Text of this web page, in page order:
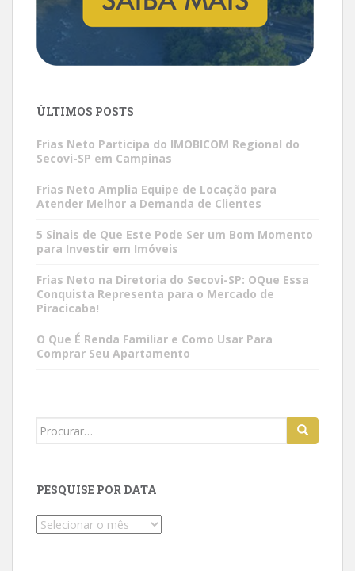
ÚLTIMOS POSTS
Frias Neto Participa do IMOBICOM Regional do
Secovi-SP em Campinas
Frias Neto Amplia Equipe de Locação para
Atender Melhor a Demanda de Clientes
5 Sinais de Que Este Pode Ser um Bom Momento
para Investir em Imóveis
Frias Neto na Diretoria do Secovi-SP: OQue Essa
Conquista Representa para o Mercado de
Piracicaba!
O Que É Renda Familiar e Como Usar Para
Comprar Seu Apartamento
Search
PESQUISE POR DATA
Pesquise